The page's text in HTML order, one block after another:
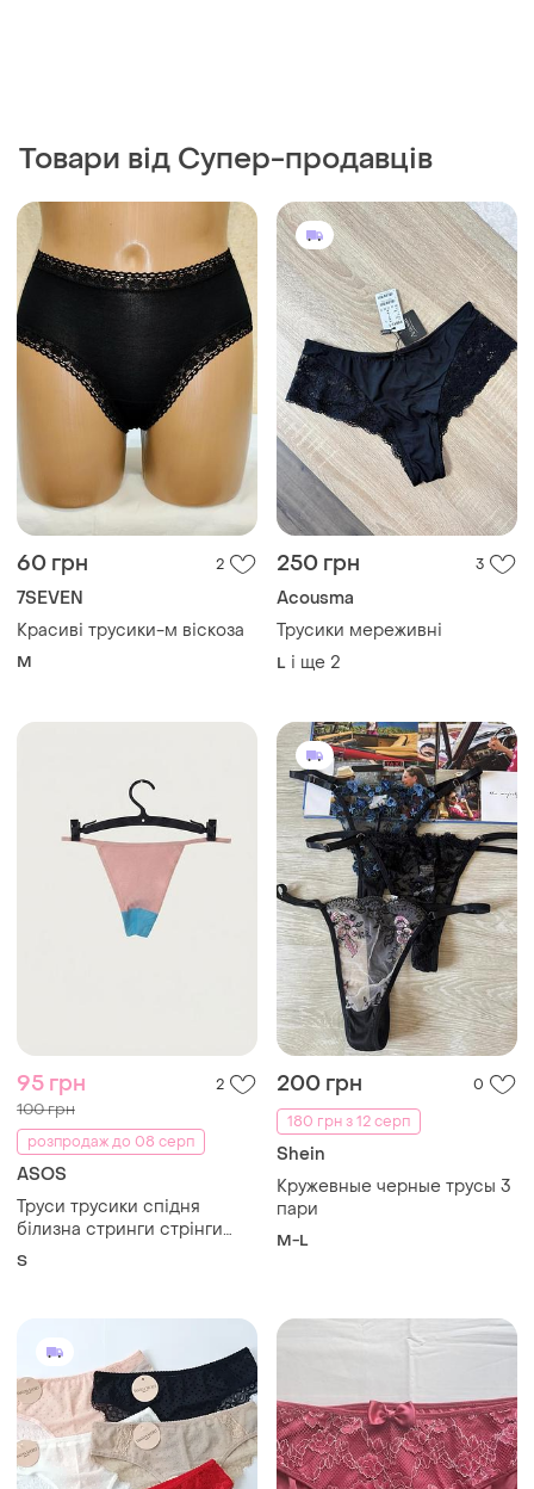
Товари від Супер-продавців
60 грн 2
7SEVEN
Красиві трусики-м віскоза
M
250 грн 3
Acousma
Трусики мереживні
L і ще 2
95 грн 2
100 грн
розпродаж до 08 серп
ASOS
Труси трусики спідня
білизна стринги стрінги
сток
S
200 грн
0
180 грн з 12 серп
Shein
Кружевные черные трусы 3
пари
M-L